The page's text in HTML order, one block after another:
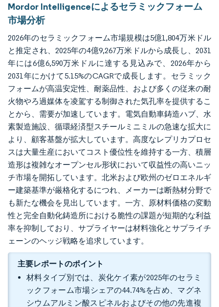
Mordor Intelligenceによるセラミックフォーム
市場分析
2026年のセラミックフォーム市場規模は5億1,804万米ドル
と推定され、2025年の4億9,267万米ドルから成長し、2031
年には6億6,590万米ドルに達する見込みで、2026年から
2031年にかけて5.15%のCAGRで成長します。セラミック
フォームが高温安定性、耐薬品性、および多くの従来の耐
火物やろ過媒体を凌駕する制御された気孔率を提供するこ
とから、需要が加速しています。電気自動車鋳造ハブ、水
素製造施設、循環経済型スチールミニミルの急速な拡大に
より、顧客基盤が拡大しています。高度なレプリカプロセ
スは大量生産においてコスト優位性を維持する一方、積層
造形は複雑なオープンセル形状において収益性の高いニッ
チ市場を開拓しています。北米および欧州のゼロエネルギ
ー建築基準が厳格化するにつれ、メーカーは断熱材分野で
も新たな機会を見出しています。一方、原材料価格の変動
性と完全自動化鋳造所における脆性の課題が短期的な利益
率を抑制しており、サプライヤーは材料強化とサプライチ
ェーンのヘッジ戦略を追求しています。
主要レポートのポイント
材料タイプ別では、炭化ケイ素が2025年のセラミ
ックフォーム市場シェアの44.74%を占め、マグネ
シウムアルミン酸スピネルおよびその他の先進複